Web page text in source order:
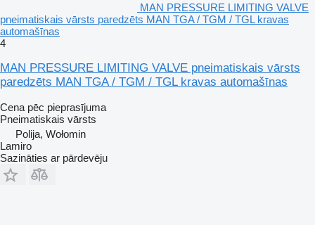
MAN PRESSURE LIMITING VALVE
pneimatiskais vārsts paredzēts MAN TGA / TGM / TGL kravas
automašīnas
4
MAN PRESSURE LIMITING VALVE pneimatiskais vārsts
paredzēts MAN TGA / TGM / TGL kravas automašīnas
Cena pēc pieprasījuma
Pneimatiskais vārsts
Polija, Wołomin
Lamiro
Sazināties ar pārdevēju